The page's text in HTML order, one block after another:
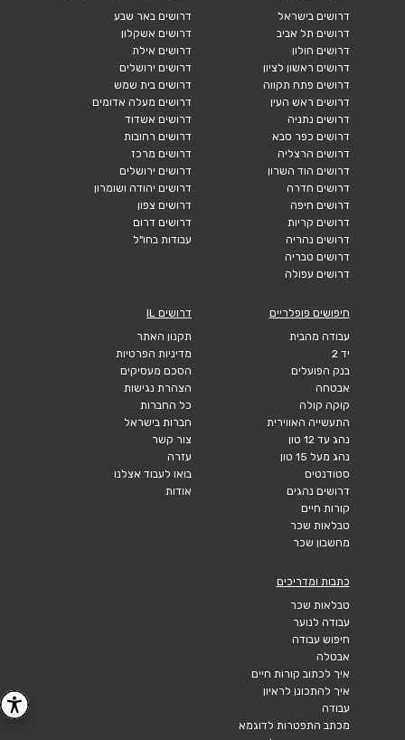
דרושים בישראל
דרושים תל אביב
דרושים חולון
דרושים ראשון לציון
דרושים פתח תקווה
דרושים ראש העין
דרושים נתניה
דרושים כפר סבא
דרושים הרצליה
דרושים הוד השרון
דרושים חדרה
דרושים חיפה
דרושים קריות
דרושים נהריה
דרושים טבריה
דרושים עפולה
דרושים באר שבע
דרושים אשקלון
דרושים אילת
דרושים ירושלים
דרושים בית שמש
דרושים מעלה אדומים
דרושים אשדוד
דרושים רחובות
דרושים מרכז
דרושים ירושלים
דרושים יהודה ושומרון
דרושים צפון
דרושים דרום
עבודות בחו"ל
חיפושים פופלריים
עבודה מהבית
יד 2
בנק הפועלים
אבטחה
קוקה קולה
התעשייה האווירית
נהג עד 12 טון
נהג מעל 15 טון
סטודנטים
דרושים נהגים
קורות חיים
טבלאות שכר
מחשבון שכר
דרושים IL
תקנון האתר
מדיניות הפרטיות
הסכם מעסיקים
הצהרת נגישות
כל החברות
חברות בישראל
צור קשר
עזרה
בואו לעבוד אצלנו
אודות
כתבות ומדריכים
טבלאות שכר
עבודה לנוער
חיפוש עבודה
אבטלה
איך לכתוב קורות חיים
איך להתכונן לראיון
עבודה
מכתב התפטרות לדוגמא